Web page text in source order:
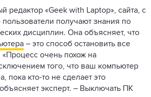
редактор «Geek with Laptop», сайта, с
получают знания по
дисциплин. Она объясняет, что
– это способ остановить все
очень похож на
того, что ваш компьютер
пока кто-то не сделает это
эксперт. – Выключать ПК